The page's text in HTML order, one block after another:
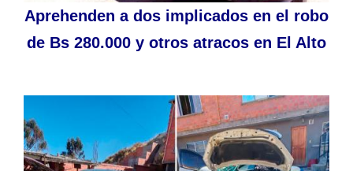
Aprehenden a dos implicados en el robo
de Bs 280.000 y otros atracos en El Alto